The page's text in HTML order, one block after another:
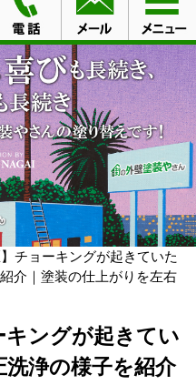
】チョーキングが起きていた
介｜塗装の仕上がりを左右
キングが起きてい
浄の様子を紹介